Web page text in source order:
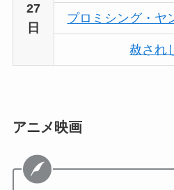
27
日
プロミシング・ヤ
赦され
アニメ映画